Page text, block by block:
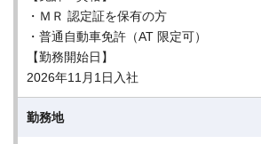
・ＭＲ 認定証を保有の方
・普通自動車免許（AT 限定可）
【勤務開始日】
2026年11月1日入社
勤務地